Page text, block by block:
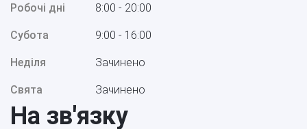
Робочі дні 8:00 - 20:00
Субота 9:00 - 16:00
Неділя Зачинено
Свята Зачинено
На зв'язку